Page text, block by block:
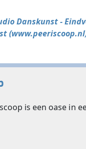
Danskunst -
is een oase in